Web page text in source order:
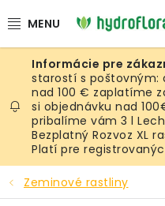
na
RASTLINY
UMELÉ RASTLINY
KVETINÁČE
SUBSTRÁTY A
starostí s poštovným:
nad 100 € zaplatíme
si objednávku nad
pribalíme vám 3 l
Bezplatný Rozvoz XL
Platí pre
Zeminové rastliny